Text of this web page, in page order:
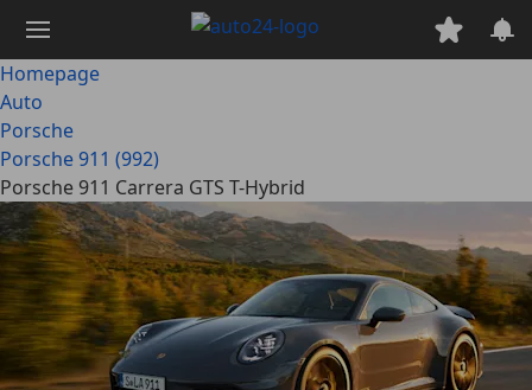
naar
hoofdinhoud
Homepage
Auto
Porsche
Porsche 911 (992)
Porsche 911 Carrera GTS T-Hybrid